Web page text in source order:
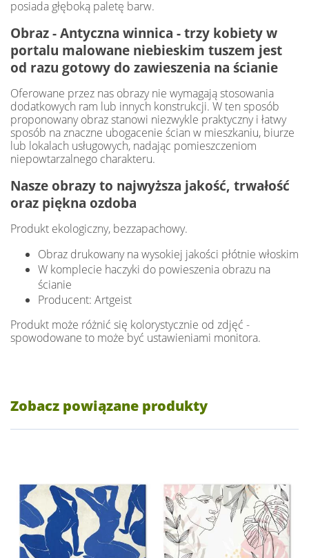
posiada głęboką paletę barw.
Obraz - Antyczna winnica - trzy kobiety w
portalu malowane niebieskim tuszem jest
od razu gotowy do zawieszenia na ścianie
Oferowane przez nas obrazy nie wymagają stosowania
dodatkowych ram lub innych konstrukcji. W ten sposób
proponowany obraz stanowi niezwykle praktyczny i łatwy
sposób na znaczne ubogacenie ścian w mieszkaniu, biurze
lub lokalach usługowych, nadając pomieszczeniom
niepowtarzalnego charakteru.
Nasze obrazy to najwyższa jakość, trwałość
oraz piękna ozdoba
Produkt ekologiczny, bezzapachowy.
Obraz drukowany na wysokiej jakości płótnie włoskim
W komplecie haczyki do powieszenia obrazu na
ścianie
Producent: Artgeist
Produkt może różnić się kolorystycznie od zdjęć -
spowodowane to może być ustawieniami monitora.
Zobacz powiązane produkty